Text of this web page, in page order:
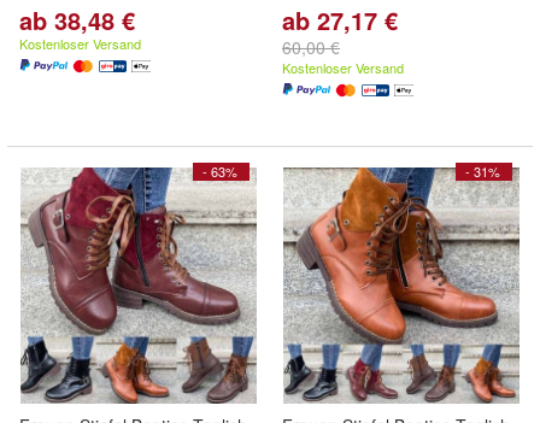
ab 38,48 €
Kostenloser Versand
ab 27,17 €
60,00 €
Kostenloser Versand
- 63% - 31%